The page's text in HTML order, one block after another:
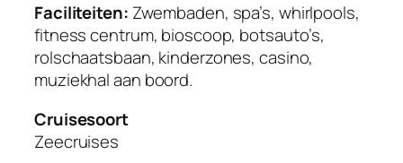
Faciliteiten: Zwembaden, spa’s, whirlpools,
fitness centrum, bioscoop, botsauto’s,
rolschaatsbaan, kinderzones, casino,
muziekhal aan boord.
Cruisesoort
Zeecruises